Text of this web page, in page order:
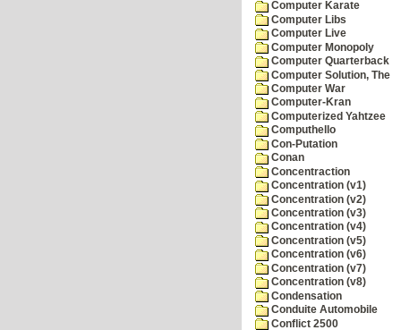
Computer Karate
Computer Libs
Computer Live
Computer Monopoly
Computer Quarterback
Computer Solution, The
Computer War
Computer-Kran
Computerized Yahtzee
Computhello
Con-Putation
Conan
Concentraction
Concentration (v1)
Concentration (v2)
Concentration (v3)
Concentration (v4)
Concentration (v5)
Concentration (v6)
Concentration (v7)
Concentration (v8)
Condensation
Conduite Automobile
Conflict 2500